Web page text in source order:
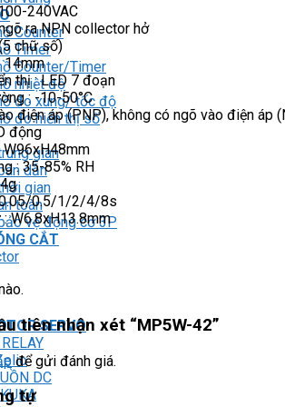
Counter
Timer
Counter/Timer
nhiệt độ
đo xung/ tốc độ
đo hiển thị số
gian
dẫn
gian
toàn
vệ động cơ 3P
CẮT
SERVO
DC
240VAC
ra NPN collector hở
chữ số)
14mm
thị : LED 7 đoạn
: -10-50°C
điện áp (PNP), không có ngõ vào điện áp
động
: 35-85% RH
0.05/0.5/1/2/4/8s
W6.8xH13.8mm
tiên nhận xét “MP5W-42”
để gửi đánh giá.
tự